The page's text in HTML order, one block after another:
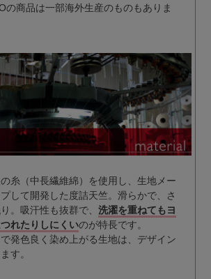
の商品は一部海外生産のものもありま
糸（中長繊維綿）を使用し、生地メー
して開発した度詰天竺。滑らかで、さ
。吸汗性も抜群で、 洗濯を重ねてもヨ
れたりしにくいのが特長です。
発色良く染め上がる生地は、デザイン
す。